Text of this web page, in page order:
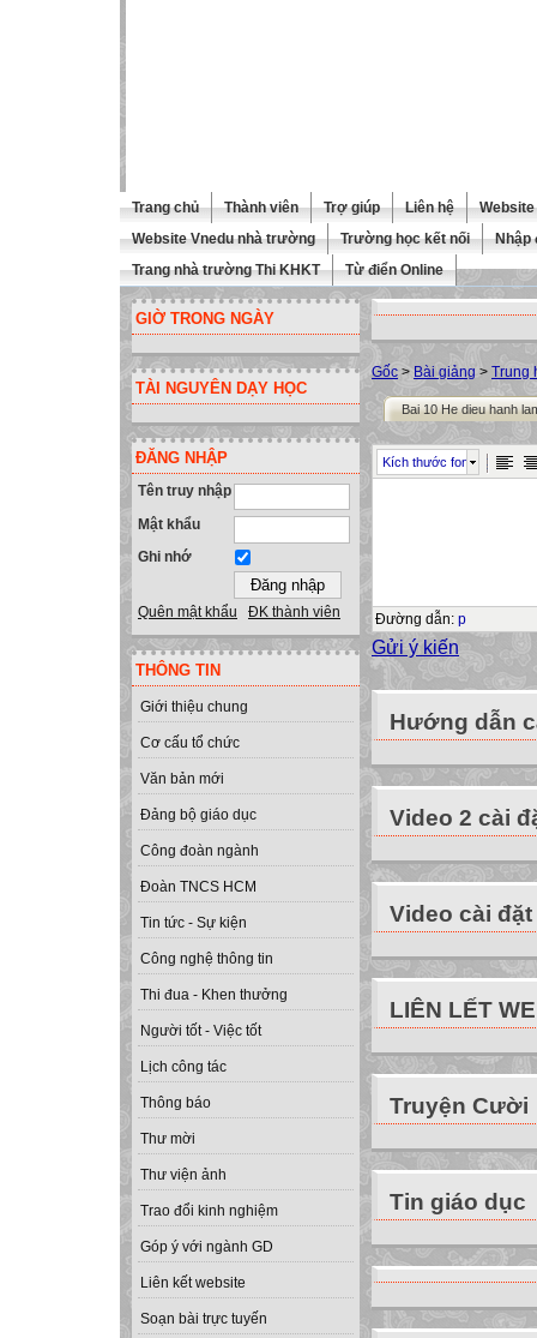
Trang chủ Thành viên Trợ giúp Liên hệ
Website Vnedu nhà trường
Trường học kết nối
Nhập
Trang nhà trường Thi KHKT
Từ điển Online
GIỜ TRONG NGÀY
TÀI NGUYÊN DẠY HỌC
ĐĂNG NHẬP
Tên truy nhập
Mật khẩu
Ghi nhớ
Quên mật khẩu ĐK thành viên
THÔNG TIN
Giới thiệu chung
Cơ cấu tổ chức
Văn bản mới
Đảng bộ giáo dục
Công đoàn ngành
Đoàn TNCS HCM
Tin tức - Sự kiện
Công nghệ thông tin
Thi đua - Khen thưởng
Người tốt - Việc tốt
Lịch công tác
Thông báo
Thư mời
Thư viện ảnh
Trao đổi kinh nghiệm
Góp ý với ngành GD
Liên kết website
Soạn bài trực tuyến
Gốc > Bài giảng > Trung
Bai 10 He dieu hanh
Kích thước font
Đường dẫn: p
Gửi ý kiến
Hướng dẫn
Video 2 cài
Video cài đặt
LIÊN LẾT
Truyện Cười
Tin giáo dục